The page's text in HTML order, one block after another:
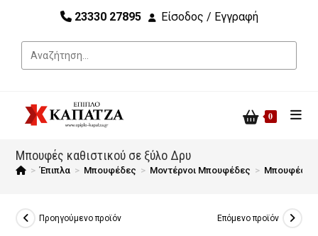
23330 27895 Είσοδος / Εγγραφή
0
Μπουφές καθιστικού σε ξύλο Δρυ
> Έπιπλα > Μπουφέδες > Μοντέρνοι Μπουφέδες > Μπουφές
Προηγούμενο προϊόν Επόμενο προϊόν